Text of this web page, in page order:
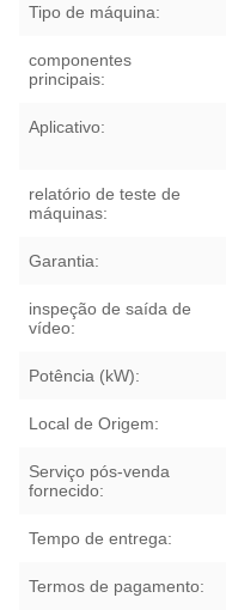
Tipo de máquina:
componentes
principais:
Aplicativo:
relatório de teste de
máquinas:
Garantia:
inspeção de saída de
vídeo:
Potência (kW):
Local de Origem:
Serviço pós-venda
fornecido:
Tempo de entrega:
Termos de pagamento: